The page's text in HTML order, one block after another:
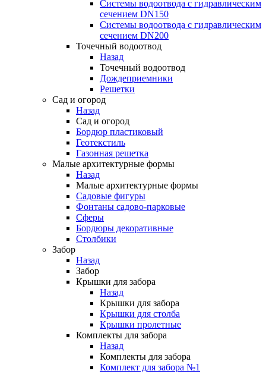
Системы водоотвода с гидравлическим
сечением DN150
Системы водоотвода с гидравлическим
сечением DN200
Точечный водоотвод
Назад
Точечный водоотвод
Дождеприемники
Решетки
Сад и огород
Назад
Сад и огород
Бордюр пластиковый
Геотекстиль
Газонная решетка
Малые архитектурные формы
Назад
Малые архитектурные формы
Садовые фигуры
Фонтаны садово-парковые
Сферы
Бордюры декоративные
Столбики
Забор
Назад
Забор
Крышки для забора
Назад
Крышки для забора
Крышки для столба
Крышки пролетные
Комплекты для забора
Назад
Комплекты для забора
Комплект для забора №1